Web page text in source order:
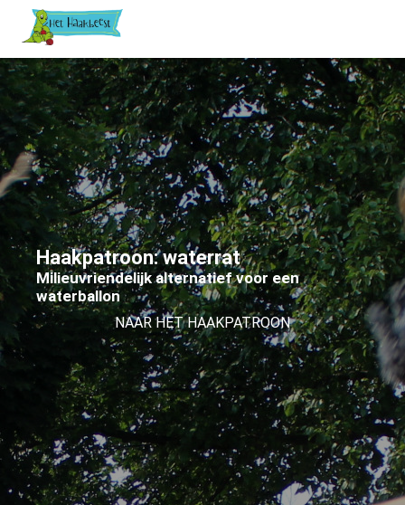
Haakpatroon: waterrat
Milieuvriendelijk alternatief voor een
waterballon
NAAR HET HAAKPATROON